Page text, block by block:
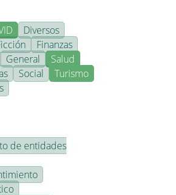
Diversos
Finanzas
General
Salud
Social
Turismo
de entidades